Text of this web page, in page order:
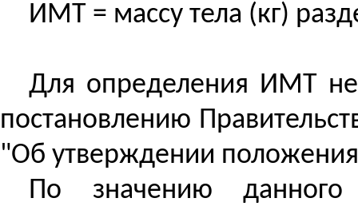
ИМТ = массу тела (кг)
Для определения ИМТ
постановлению
"Об утверждении
По значению данного